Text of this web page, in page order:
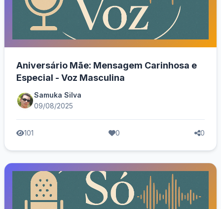
Aniversário Mãe: Mensagem Carinhosa e
Especial - Voz Masculina
Samuka Silva
09/08/2025
101 0 0